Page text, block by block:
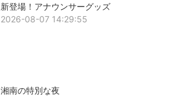
新登場！アナウンサーグッズ
2026-08-07 14:29:55
湘南の特別な夜